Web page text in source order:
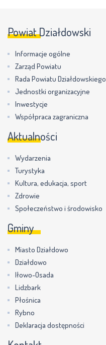
Powiat Działdowski
Informacje ogólne
Zarząd Powiatu
Rada Powiatu Działdowskiego
Jednostki organizacyjne
Inwestycje
Współpraca zagraniczna
Aktualności
Wydarzenia
Turystyka
Kultura, edukacja, sport
Zdrowie
Społeczeństwo i środowisko
Gminy
Miasto Działdowo
Działdowo
Iłowo-Osada
Lidzbark
Płośnica
Rybno
Deklaracja dostępności